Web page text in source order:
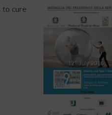
to cure